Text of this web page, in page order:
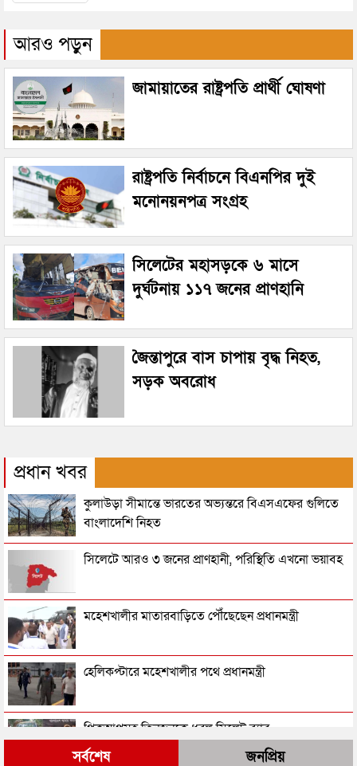
আরও পড়ুন
জামায়াতের রাষ্ট্রপতি প্রার্থী ঘোষণা
রাষ্ট্রপতি নির্বাচনে বিএনপির দুই
মনোনয়নপত্র সংগ্রহ
সিলেটের মহাসড়কে ৬ মাসে
দুর্ঘটনায় ১১৭ জনের প্রাণহানি
জৈন্তাপুরে বাস চাপায় বৃদ্ধ নিহত,
সড়ক অবরোধ
প্রধান খবর
কুলাউড়া সীমান্তে ভারতের অভ্যন্তরে বিএসএফের গুলিতে
বাংলাদেশি নিহত
সিলেটে আরও ৩ জনের প্রাণহানী, পরিস্থিতি এখনো ভয়াবহ
মহেশখালীর মাতারবাড়িতে পৌঁছেছেন প্রধানমন্ত্রী
হেলিকপ্টারে মহেশখালীর পথে প্রধানমন্ত্রী
পিকআপসহ তিনজনকে ধরল সিলেট র‌্যাব
সর্বশেষ জনপ্রিয়